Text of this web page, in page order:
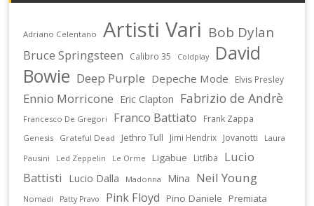
Adriano Celentano Artisti Vari Bob Dylan
Bruce Springsteen Calibro 35 Coldplay
David
Bowie Deep Purple Depeche Mode Elvis Presley
Ennio Morricone Eric Clapton Fabrizio de Andrè
Francesco De Gregori Franco Battiato Frank Zappa
Genesis Grateful Dead Jethro Tull Jimi Hendrix Jovanotti
Laura
Pausini
Led Zeppelin Le Orme Ligabue Litfiba
Lucio
Battisti
Lucio Dalla Madonna Mina Neil Young
Nomadi Patty Pravo Pink Floyd Pino Daniele
Premiata